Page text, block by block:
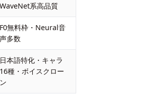
WaveNet系高品質
F0無料枠・Neural音
声多数
日本語特化・キャラ
16種・ボイスクロー
ン